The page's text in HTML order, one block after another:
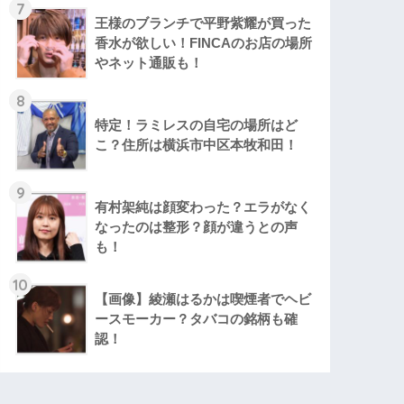
7
王様のブランチで平野紫耀が買った
香水が欲しい！FINCAのお店の場所
やネット通販も！
8
特定！ラミレスの自宅の場所はど
こ？住所は横浜市中区本牧和田！
9
有村架純は顔変わった？エラがなく
なったのは整形？顔が違うとの声
も！
10
【画像】綾瀬はるかは喫煙者でヘビ
ースモーカー？タバコの銘柄も確
認！